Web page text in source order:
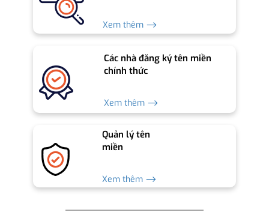
Xem thêm ⟶
Các nhà đăng ký tên miền
chính thức
Xem thêm ⟶
Quản lý tên
miền
Xem thêm ⟶